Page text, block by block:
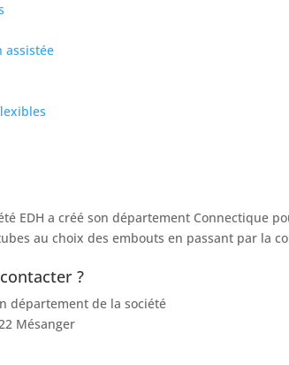
assistée
EDH a créé son département Connectique
au choix des embouts en passant par la
?
département de la société
Mésanger